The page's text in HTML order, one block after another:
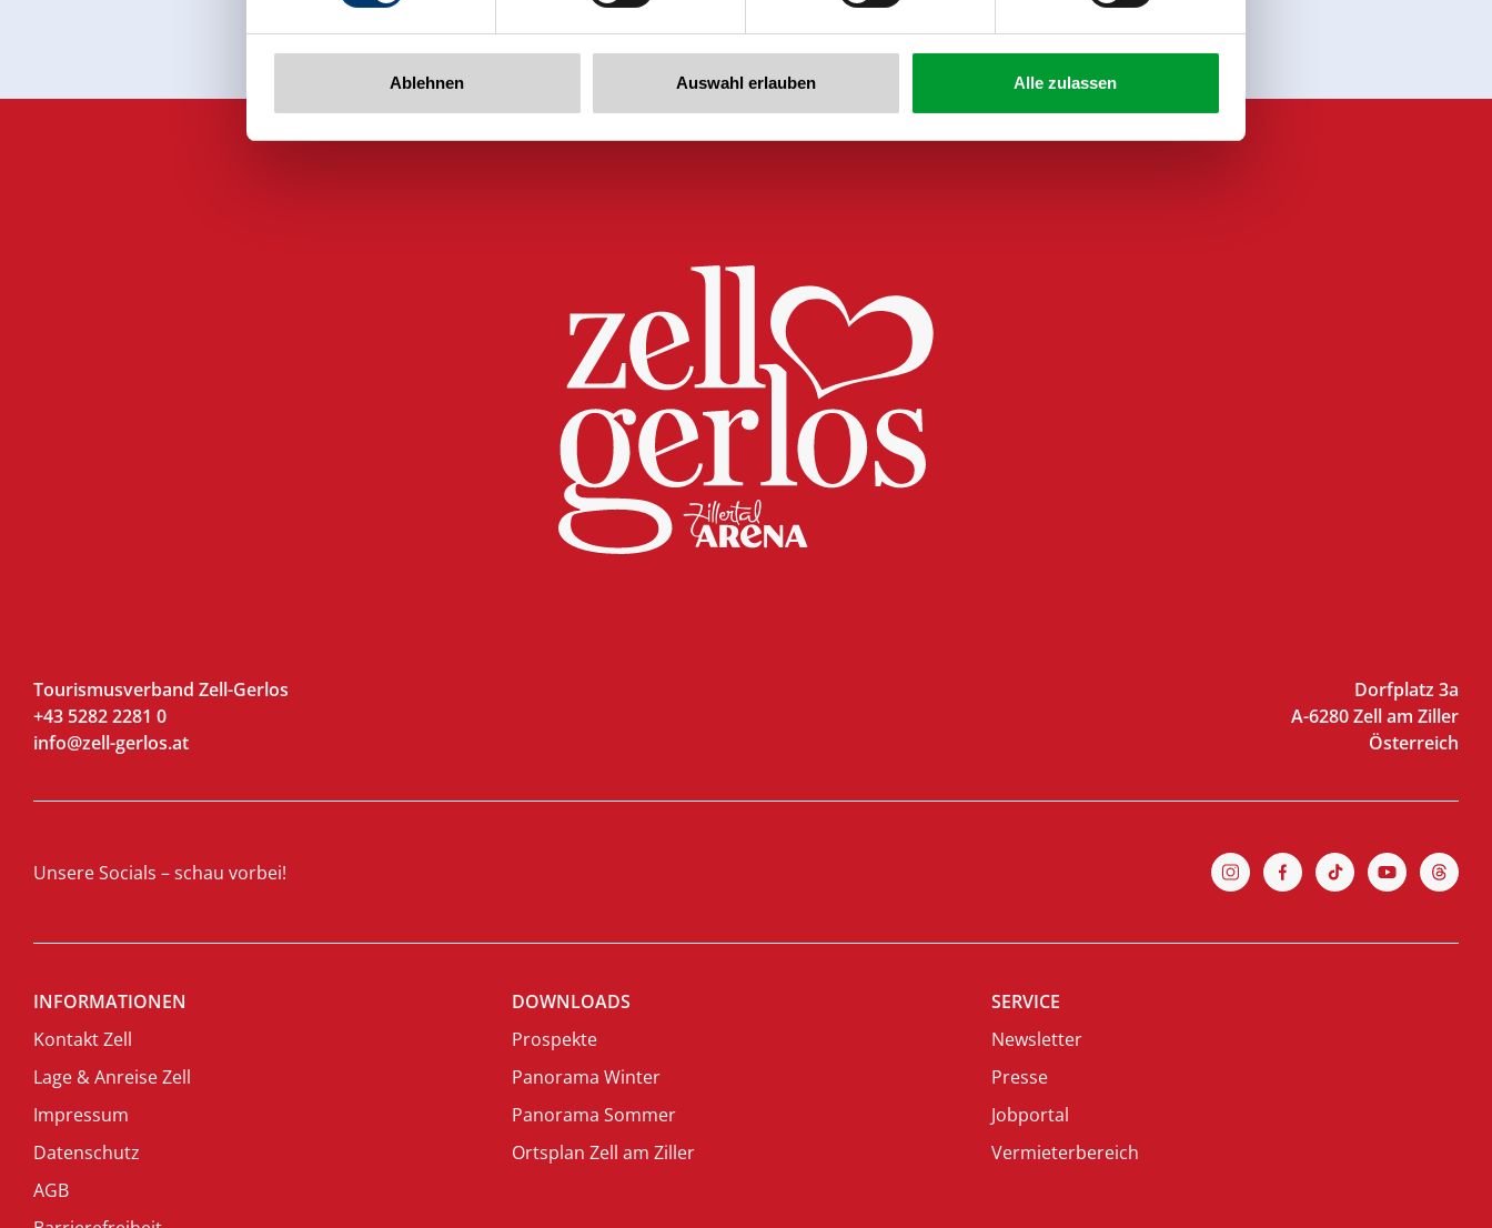
Ablehnen Auswahl erlauben Alle zulassen
Tourismusverband Zell-Gerlos
+43 5282 2281 0
info@zell-gerlos.at
Dorfplatz 3a
A-6280 Zell am Ziller
Österreich
Unsere Socials – schau vorbei!
INFORMATIONEN
Kontakt Zell
Lage & Anreise Zell
Impressum
Datenschutz
AGB
DOWNLOADS
Prospekte
Panorama Winter
Panorama Sommer
Ortsplan Zell am Ziller
SERVICE
Newsletter
Presse
Jobportal
Vermieterbereich